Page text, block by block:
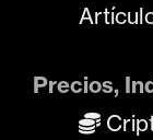
Precios,